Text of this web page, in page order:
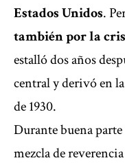
Estados Unidos.
también por la
estalló dos años
central y derivó en
de 1930.
Durante buena
mezcla de